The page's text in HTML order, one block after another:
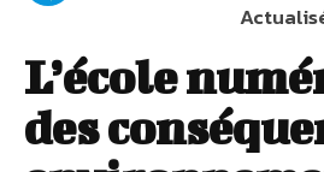
L’école
des